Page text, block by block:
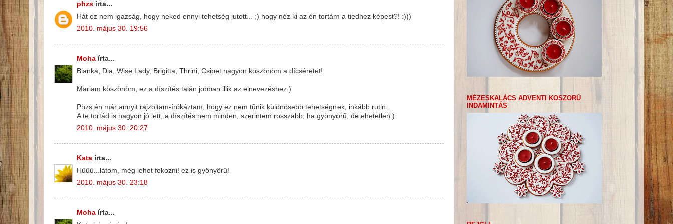
phzs írta...
Hát ez nem igazság, hogy neked ennyi tehetség jutott... ;) hogy néz ki az én tortám a tiedhez képest?! :)))
2010. május 30. 19:56
Moha írta...
Bianka, Dia, Wise Lady, Brigitta, Thrini, Csipet nagyon köszönöm a dícséretet!
Mariam köszönöm, ez a díszítés talán jobban illik az elnevezéshez:)
Phzs én már annyit rajzoltam-írókáztam, hogy ez nem tűnik különösebb tehetségnek, inkább rutin..
A te tortád is nagyon jó lett, a díszítés nem minden, szerintem rosszabb, ha gyönyörű, de ehetetlen:)
2010. május 30. 20:27
Kata írta...
Hűűű...látom, még lehet fokozni! ez is gyönyörű!
2010. május 30. 23:18
Moha írta...
MÉZESKALÁCS ADVENTI KOSZORÚ
INDAMINTÁS